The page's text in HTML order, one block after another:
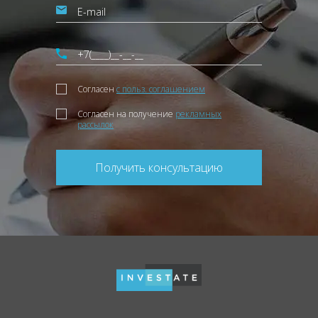
Согласен с польз. соглашением
Согласен на получение рекламных
рассылок
Получить консультацию